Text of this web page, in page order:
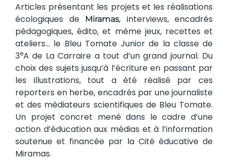
Articles présentant les projets et les réalisations
écologiques de
Miramas, interviews, encadrés
pédagogiques, édito, et même jeux, recettes et
ateliers… le Bleu Tomate Junior de la classe de
3eA de La Carraire a tout d’un grand journal. Du
choix des sujets jusqu’à l’écriture en passant par
les illustrations, tout a été réalisé par ces
reporters en herbe, encadrés par une journaliste
et des médiateurs scientifiques de Bleu Tomate.
Un projet concret mené dans le cadre d’une
action d’éducation aux médias et à l’information
soutenue et financée par la Cité éducative de
Miramas.